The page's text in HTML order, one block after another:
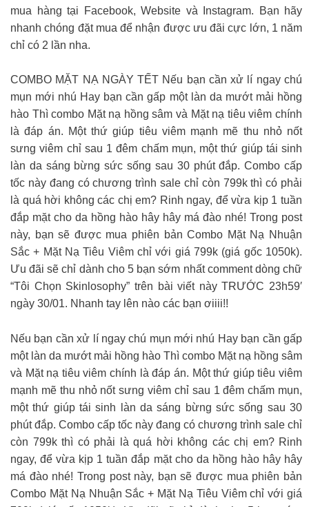
mua hàng tại Facebook, Website và Instagram. Bạn hãy
nhanh chóng đặt mua để nhận được ưu đãi cực lớn, 1 năm
chỉ có 2 lần nha.
COMBO MẶT NẠ NGÀY TẾT Nếu bạn cần xử lí ngay chú
mụn mới nhú Hay bạn cần gấp một làn da mướt mải hồng
hào Thì combo Mặt nạ hồng sâm và Mặt nạ tiêu viêm chính
là đáp án. Một thứ giúp tiêu viêm mạnh mẽ thu nhỏ nốt
sưng viêm chỉ sau 1 đêm chấm mụn, một thứ giúp tái sinh
làn da sáng bừng sức sống sau 30 phút đắp. Combo cấp
tốc này đang có chương trình sale chỉ còn 799k thì có phải
là quá hời không các chị em? Rinh ngay, để vừa kịp 1 tuần
đắp mặt cho da hồng hào hây hây má đào nhé! Trong post
này, bạn sẽ được mua phiên bản Combo Mặt Nạ Nhuận
Sắc + Mặt Nạ Tiêu Viêm chỉ với giá 799k (giá gốc 1050k).
Ưu đãi sẽ chỉ dành cho 5 bạn sớm nhất comment dòng chữ
“Tôi Chọn Skinlosophy” trên bài viết này TRƯỚC 23h59′
ngày 30/01. Nhanh tay lên nào các bạn ơiiii!!
Nếu bạn cần xử lí ngay chú mụn mới nhú Hay bạn cần gấp
một làn da mướt mải hồng hào Thì combo Mặt nạ hồng sâm
và Mặt nạ tiêu viêm chính là đáp án. Một thứ giúp tiêu viêm
mạnh mẽ thu nhỏ nốt sưng viêm chỉ sau 1 đêm chấm mụn,
một thứ giúp tái sinh làn da sáng bừng sức sống sau 30
phút đắp. Combo cấp tốc này đang có chương trình sale chỉ
còn 799k thì có phải là quá hời không các chị em? Rinh
ngay, để vừa kịp 1 tuần đắp mặt cho da hồng hào hây hây
má đào nhé! Trong post này, bạn sẽ được mua phiên bản
Combo Mặt Nạ Nhuận Sắc + Mặt Nạ Tiêu Viêm chỉ với giá